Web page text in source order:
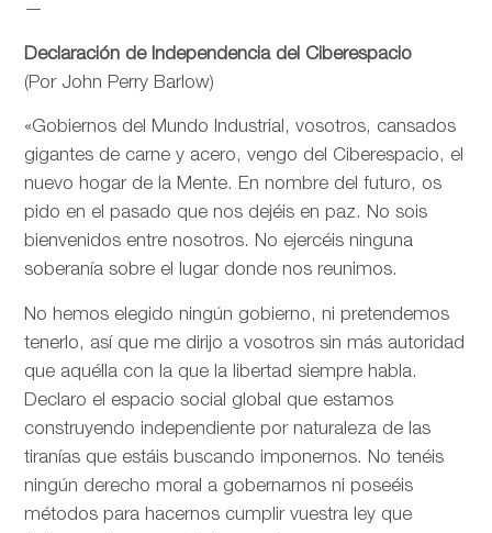
—
Declaración de Independencia del Ciberespacio
(Por John Perry Barlow)
«Gobiernos del Mundo Industrial, vosotros, cansados
gigantes de carne y acero, vengo del Ciberespacio, el
nuevo hogar de la Mente. En nombre del futuro, os
pido en el pasado que nos dejéis en paz. No sois
bienvenidos entre nosotros. No ejercéis ninguna
soberanía sobre el lugar donde nos reunimos.
No hemos elegido ningún gobierno, ni pretendemos
tenerlo, así que me dirijo a vosotros sin más autoridad
que aquélla con la que la libertad siempre habla.
Declaro el espacio social global que estamos
construyendo independiente por naturaleza de las
tiranías que estáis buscando imponernos. No tenéis
ningún derecho moral a gobernarnos ni poseéis
métodos para hacernos cumplir vuestra ley que